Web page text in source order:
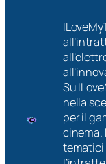
Su
nella
per il
cinema.
tematici